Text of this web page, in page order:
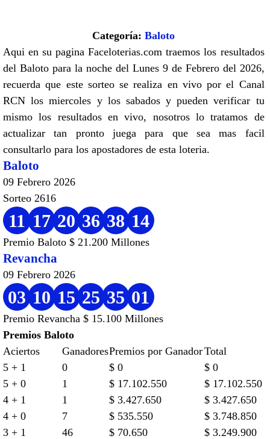
Categoría:Baloto
Aqui en su pagina Faceloterias.com traemos los resultados
del Baloto para la noche del Lunes 9 de Febrero del 2026,
recuerda que este sorteo se realiza en vivo por el Canal
RCN los miercoles y los sabados y pueden verificar tu
mismo los resultados en vivo, nosotros lo tratamos de
actualizar tan pronto juega para que sea mas facil
consultarlo para los apostadores de esta loteria.
Baloto
09 Febrero 2026
Sorteo 2616
11 17 20 36 38 14
Premio Baloto $ 21.200 Millones
Revancha
09 Febrero 2026
03 10 15 25 35 01
Premio Revancha $ 15.100 Millones
Premios Baloto
Aciertos
GanadoresPremios por GanadorTotal
5 + 1
0 $ 0
$ 0
5 + 0
1 $ 17.102.550
$ 17.102.550
4 + 1
1 $ 3.427.650
$ 3.427.650
4 + 0
7 $ 535.550
$ 3.748.850
3 + 1
46 $ 70.650
$ 3.249.900